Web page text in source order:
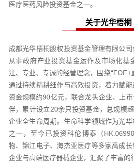
医疗医药风险投资基金之一。
关于光华梧桐
成都光华梧桐股权投资基金管理有限公
从事政府产业投资基金运作及市场化基
注、专业、专诚的经营理念，围绕“FOF+
通过持续精耕细作与高效投资，着力赋
资金规模约90亿元，联合龙头企业、上
伴，累计设立20余只投资基金，总规模
企业全生命周期。生命科学领域作为光
之一，至今已投资科伦博泰（
物、锦江电子、海杰亚医疗等多家高成
企业与高端医疗器械企业，汇聚了丰富的